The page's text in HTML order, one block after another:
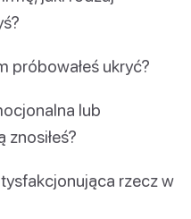
próbowałeś ukryć?
lub
znosiłeś?
rzecz w